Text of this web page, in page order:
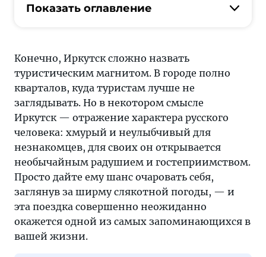
Показать оглавление
Конечно, Иркутск сложно назвать
туристическим магнитом. В городе полно
кварталов, куда туристам лучше не
заглядывать. Но в некотором смысле
Иркутск — отражение характера русского
человека: хмурый и неулыбчивый для
незнакомцев, для своих он открывается
необычайным радушием и гостеприимством.
Просто дайте ему шанс очаровать себя,
заглянув за ширму слякотной погоды, — и
эта поездка совершенно неожиданно
окажется одной из самых запоминающихся в
вашей жизни.